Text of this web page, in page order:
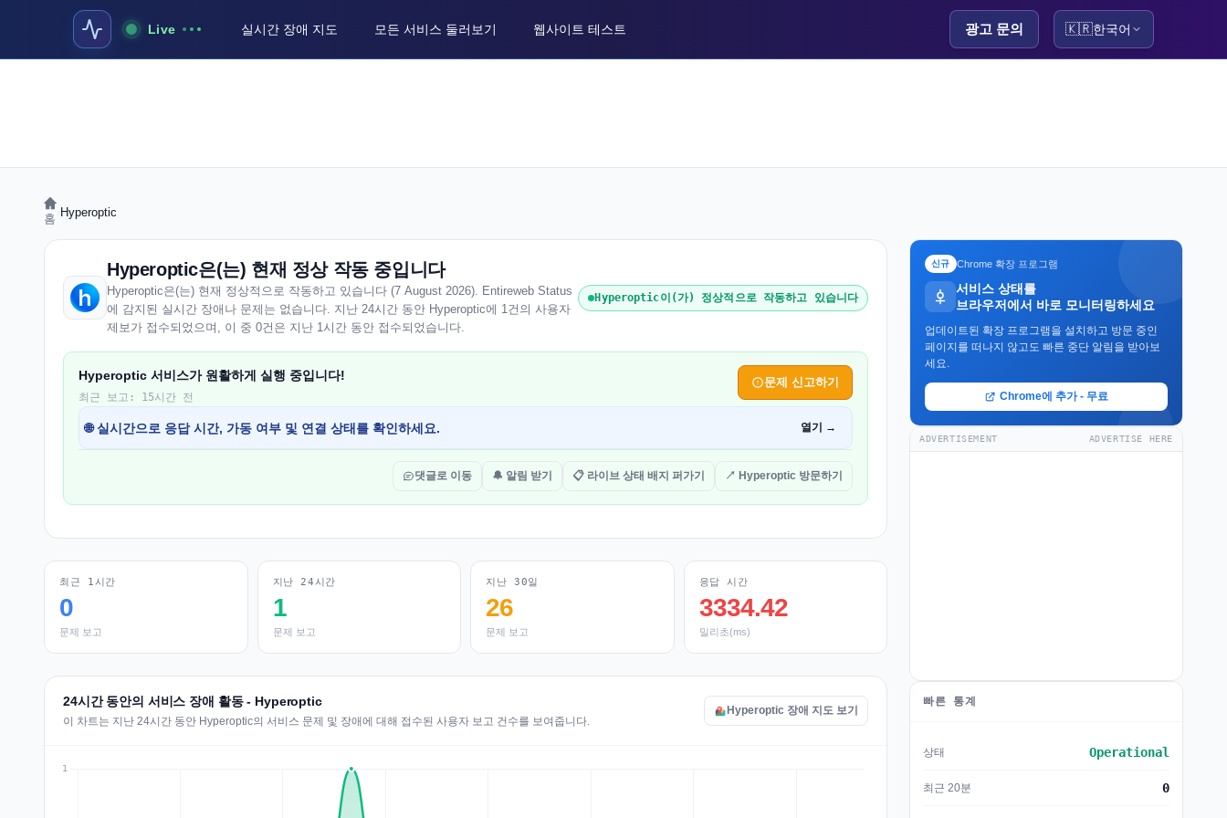
Live 실시간 장애 지도 모든 서비스 둘러보기 웹사이트 테스트 광고 문의 🇰🇷한국어
홈 Hyperoptic
Hyperoptic은(는) 현재 정상 작동 중입니다
Hyperoptic은(는) 현재 정상적으로 작동하고 있습니다 (7 August 2026). Entireweb Status
에 감지된 실시간 장애나 문제는 없습니다. 지난 24시간 동안 Hyperoptic에 1건의 사용자
제보가 접수되었으며, 이 중 0건은 지난 1시간 동안 접수되었습니다.
Hyperoptic이(가) 정상적으로 작동하고 있습니다
Hyperoptic 서비스가 원활하게 실행 중입니다!
최근 보고: 15시간 전
문제 신고하기
🌐 실시간으로 응답 시간, 가동 여부 및 연결 상태를 확인하세요. 열기 →
댓글로 이동 🔔 알림 받기 📋 라이브 상태 배지 퍼가기 ↗ Hyperoptic 방문하기
최근 1시간
0
문제 보고
지난 24시간
1
문제 보고
지난 30일
26
문제 보고
응답 시간
3334.42
밀리초(ms)
24시간 동안의 서비스 장애 활동 - Hyperoptic
이 차트는 지난 24시간 동안 Hyperoptic의 서비스 문제 및 장애에 대해 접수된 사용자 보고 건수를 보여줍니다.
Hyperoptic 장애 지도 보기
신규 Chrome 확장 프로그램
서비스 상태를
브라우저에서 바로 모니터링하세요
업데이트된 확장 프로그램을 설치하고 방문 중인
페이지를 떠나지 않고도 빠른 중단 알림을 받아보
세요.
Chrome에 추가 - 무료
ADVERTISEMENT ADVERTISE HERE
빠른 통계
상태 Operational
최근 20분 0